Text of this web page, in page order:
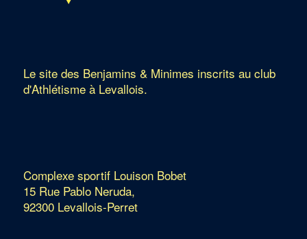
Le site des Benjamins & Minimes inscrits au club
d'Athlétisme à Levallois.
Complexe sportif Louison Bobet
15 Rue Pablo Neruda,
92300 Levallois-Perret